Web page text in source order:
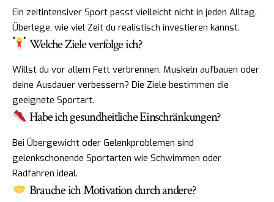
Ein zeitintensiver Sport passt vielleicht nicht in jeden Alltag.
Überlege, wie viel Zeit du realistisch investieren kannst.
Welche Ziele verfolge ich?
Willst du vor allem Fett verbrennen, Muskeln aufbauen oder
deine Ausdauer verbessern? Die Ziele bestimmen die
geeignete Sportart.
Habe ich gesundheitliche Einschränkungen?
Bei Übergewicht oder Gelenkproblemen sind
gelenkschonende Sportarten wie Schwimmen oder
Radfahren ideal.
Brauche ich Motivation durch andere?